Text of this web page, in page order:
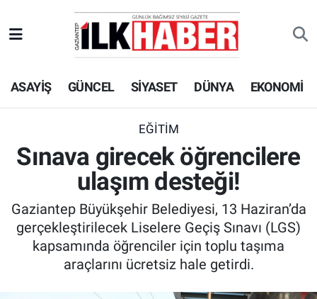
ASAYİŞ GÜNCEL SİYASET DÜNYA EKONOMİ
EĞİTİM
Sınava girecek öğrencilere
ulaşım desteği!
Gaziantep Büyükşehir Belediyesi, 13 Haziran’da
gerçekleştirilecek Liselere Geçiş Sınavı (LGS)
kapsamında öğrenciler için toplu taşıma
araçlarını ücretsiz hale getirdi.
EKONOMİ
SİYASET
SPOR
ASAYİŞ
EĞİTİM
Beyoğlu Hava Durumu
Beyoğlu Trafik Yoğunluk Haritası
Süper Lig Puan Durumu ve Fikstür
Tüm Manşetler
Son Dakika Haberleri
Haber Arşivi